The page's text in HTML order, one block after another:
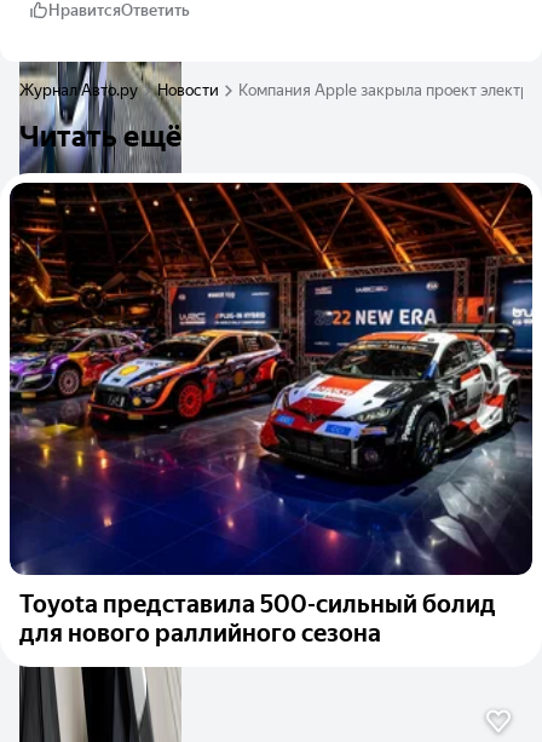
НравитсяОтветить
Журнал Авто.ру Новости Компания Apple закрыла проект
Читать ещё
Toyota представила 500-сильный болид
для нового раллийного сезона